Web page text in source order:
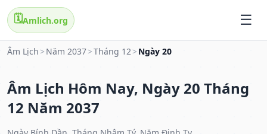
🗓️Amlich.org
Âm Lịch > Năm 2037>Tháng 12> Ngày 20
Âm Lịch Hôm Nay, Ngày 20 Tháng
12 Năm 2037